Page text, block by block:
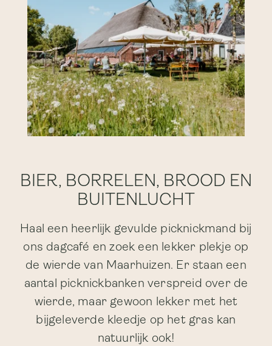
BIER, BORRELEN, BROOD EN
BUITENLUCHT
Haal een heerlijk gevulde picknickmand bij
ons dagcafé en zoek een lekker plekje op
de wierde van Maarhuizen. Er staan een
aantal picknickbanken verspreid over de
wierde, maar gewoon lekker met het
bijgeleverde kleedje op het gras kan
natuurlijk ook!